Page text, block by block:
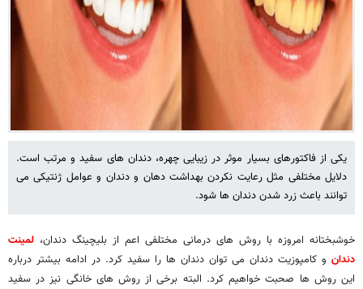
یکی از فاکتورهای بسیار موثر در زیبایی چهره، دندان های سفید و مرتب است.
دلایل مختلفی مثل رعایت نکردن بهداشت دهان و دندان و عوامل ژنتیکی می
توانند باعث زرد شدن دندان ها شود.
خوشبختانه امروزه با روش های درمانی مختلفی اعم از بلیچینگ دندان، لمینت
دندان و کامپوزیت دندان می توان دندان ها را سفید کرد. در ادامه بیشتر درباره
این روش ها صحبت خواهیم کرد. البته برخی از روش های خانگی نیز در سفید